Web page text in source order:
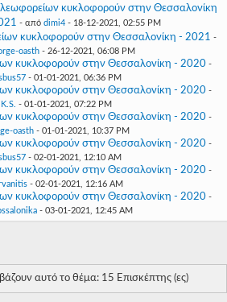
λεωφορείων κυκλοφορούν στην Θεσσαλονίκη
- από dimi4 - 18-12-2021, 02:55 PM
κυκλοφορούν στην Θεσσαλονίκη - 2021 -
oasth- 26-12-2021, 06:08 PM
κυκλοφορούν στην Θεσσαλονίκη - 2020 -
- 01-01-2021, 06:36 PM
κυκλοφορούν στην Θεσσαλονίκη - 2020 -
K.S. - 01-01-2021, 07:22 PM
κυκλοφορούν στην Θεσσαλονίκη - 2020 -
oasth - 01-01-2021, 10:37 PM
κυκλοφορούν στην Θεσσαλονίκη - 2020 -
- 02-01-2021, 12:10 AM
κυκλοφορούν στην Θεσσαλονίκη - 2020 -
- 02-01-2021, 12:16 AM
κυκλοφορούν στην Θεσσαλονίκη - 2020 -
- 03-01-2021, 12:45 AM
αυτό το θέμα: 15 Επισκέπτης (ες)